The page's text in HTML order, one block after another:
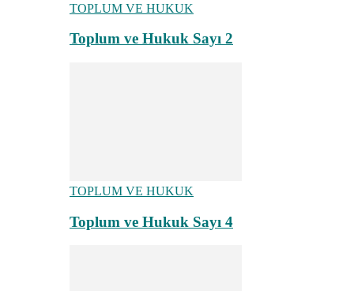
TOPLUM VE HUKUK
Toplum ve Hukuk Sayı 2
TOPLUM VE HUKUK
Toplum ve Hukuk Sayı 4